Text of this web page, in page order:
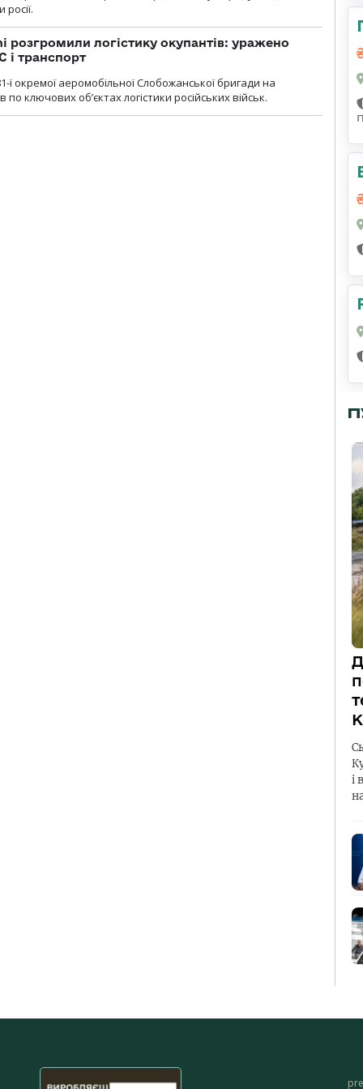
розгромили логістику окупантів: уражено
і транспорт
окремої аеромобільної Слобожанської бригади на
ключових об’єктах логістики російських військ.
і